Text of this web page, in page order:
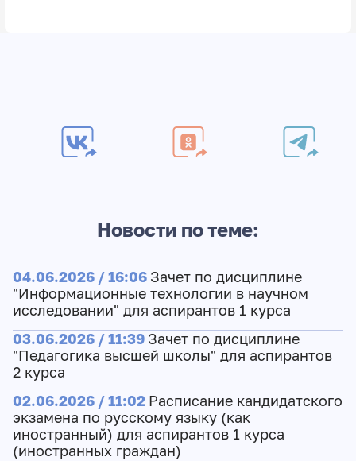
Новости по теме:
04.06.2026 / 16:06 Зачет по дисциплине
"Информационные технологии в научном
исследовании" для аспирантов 1 курса
03.06.2026 / 11:39 Зачет по дисциплине
"Педагогика высшей школы" для аспирантов
2 курса
02.06.2026 / 11:02 Расписание кандидатского
экзамена по русскому языку (как
иностранный) для аспирантов 1 курса
(иностранных граждан)